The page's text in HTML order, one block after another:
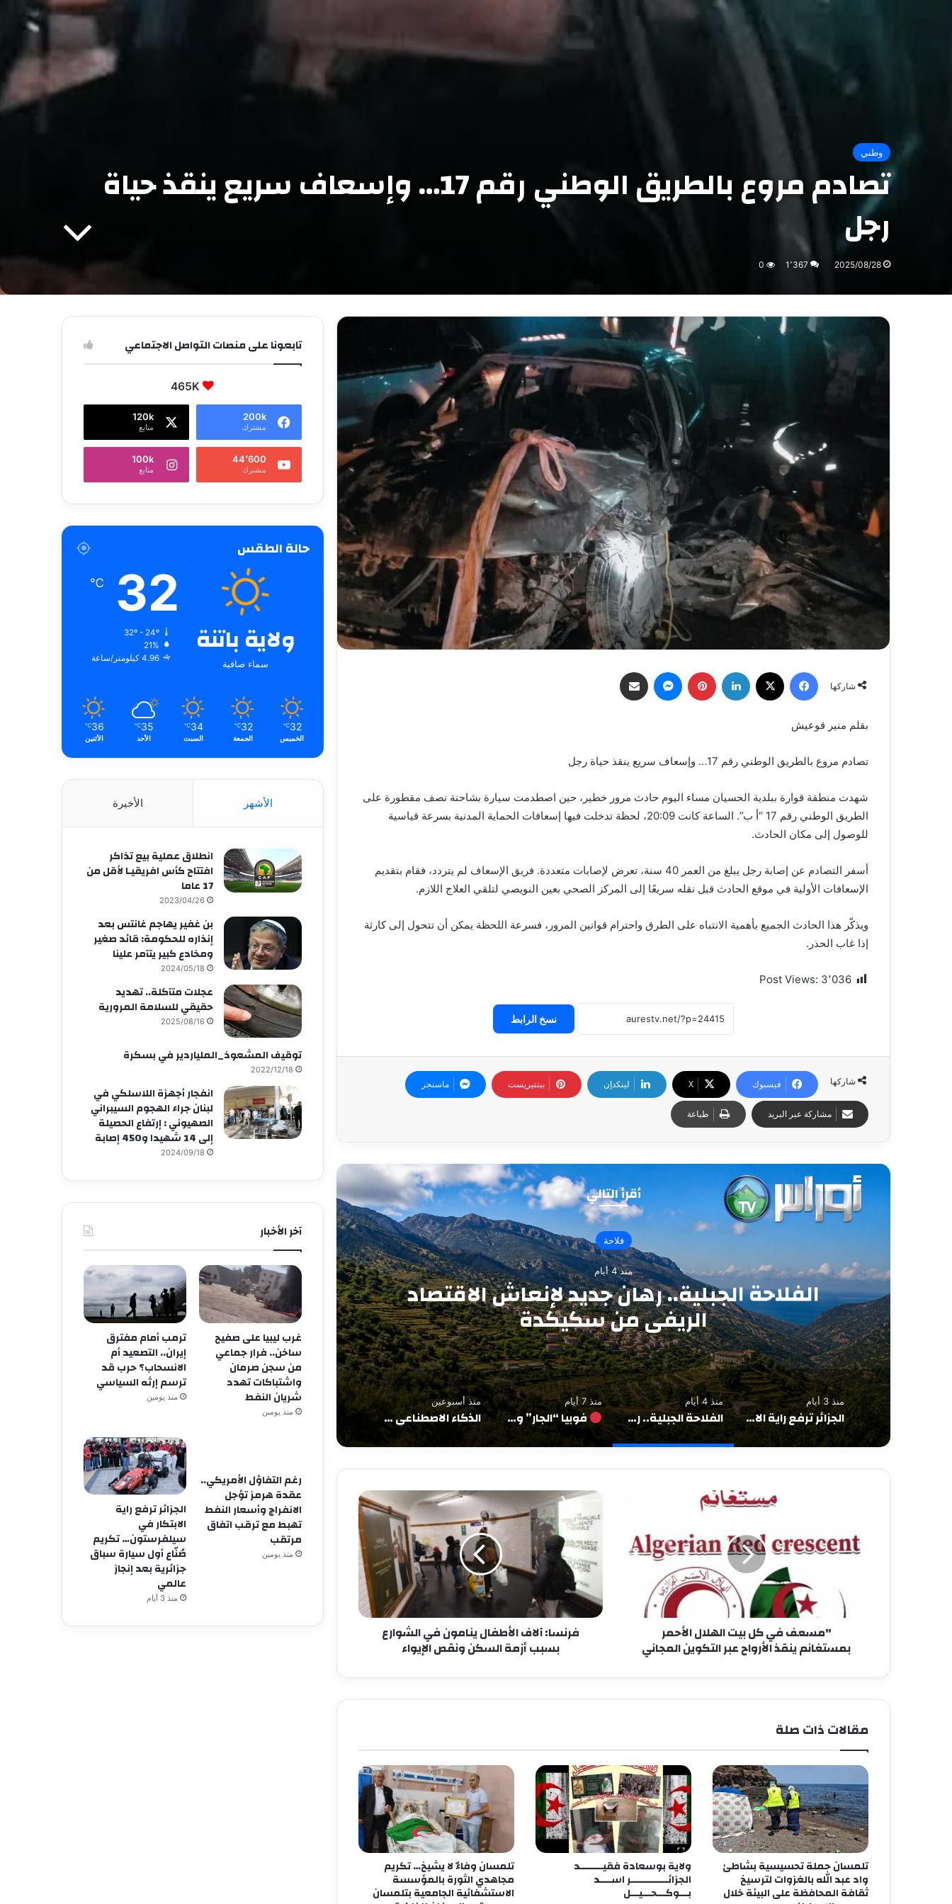
وطني
تصادم مروع بالطريق الوطني رقم 17… وإسعاف سريع ينقذ حياة
رجل
2025/08/28 1٬367 0
شاركها
فيسبوك لينكدإن بينتيريست ماسنجر
بقلم منير قوعيش
تصادم مروع بالطريق الوطني رقم 17… وإسعاف سريع ينقذ حياة رجل
شهدت منطقة قوارة ببلدية الحسيان مساء اليوم حادث مرور خطير، حين اصطدمت سيارة بشاحنة نصف مقطورة على
الطريق الوطني رقم 17 “أ ب”. الساعة كانت 20:09، لحظة تدخلت فيها إسعافات الحماية المدنية بسرعة قياسية
للوصول إلى مكان الحادث.
أسفر التصادم عن إصابة رجل يبلغ من العمر 40 سنة، تعرض لإصابات متعددة. فريق الإسعاف لم يتردد، فقام بتقديم
الإسعافات الأولية في موقع الحادث قبل نقله سريعًا إلى المركز الصحي بعين النويصي لتلقي العلاج اللازم.
ويذكّر هذا الحادث الجميع بأهمية الانتباه على الطرق واحترام قوانين المرور، فسرعة اللحظة يمكن أن تتحول إلى كارثة
إذا غاب الحذر.
Post Views: 3٬036
نسخ الرابط
شاركها فيسبوك X لينكدإن بينتيريست ماسنجر
مشاركة عبر البريد طباعة
أقرأ التالي
وطني
منذ 7 أيام
فوبيا “الجار” وصمت “الأغيار”: عن سيادة تُرفع
في وجه الشقيق وتتوارى أمام الغريب
الذكاء الاصطناعي والجيل
في تطوير الاقتصاد وتحسين
منذ 3 أيام
الجزائر ترفع راية الابتكار في سيلفرستون… تكريم صُنّاع أول سيارة سباق جزائرية بعد إنجاز عالمي
منذ 4 أيام
الفلاحة الجبلية.. رهان جديد لإنعاش الاقتصاد الريفي من سكيكدة
منذ 7 أيام
فوبيا “الجار” وصمت “الأغيار”: عن سيادة تُرفع في وجه الشقيق وتتوارى أمام الغريب
منذ أسبوعين
الذكاء الاصطناعي والجيل الخامس عاملان مهمان في تطوير الاقتصاد وتحسين الخدمات الاجتماعية
"مسعف في كل بيت الهلال الأحمر
بمستغانم ينقذ الأرواح عبر التكوين المجاني
فرنسا: آلاف الأطفال ينامون في الشوارع
بسبب أزمة السكن ونقص الإيواء
مقالات ذات صلة
تلمسان حملة تحسيسية بشاطئ
واد عبد الله بالغزوات لترسيخ
ثقافة المحافظة على البيئة خلال
ولاية بوسعادة فقيــــــــد
الجزائـــــــــــــر اســــد
بـــوكـــحـــيـــل
تلمسان وفاءٌ لا يشيخ… تكريم
مجاهدي الثورة بالمؤسسة
الاستشفائية الجامعية بتلمسان
تابعونا على منصات التواصل الاجتماعي
465K
200k
مشترك
120k
متابع
44٬600
مشترك
100k
متابع
حالة الطقس
ولاية باتنة
سماء صافية
32
℃
32º - 24º
21%
4.96 كيلومتر/ساعة
32
℃
الخميس
32
℃
الجمعة
34
℃
السبت
35
℃
الأحد
36
℃
الأثنين
الأشهر الأخيرة
انطلاق عملية بيع تذاكر
افتتاح كأس افريقيـا لأقل من
17 عاما
2023/04/26
بن غفير يهاجم غانتس بعد
إنذاره للحكومة: قائد صغير
ومخادع كبير يتآمر علينا
2024/05/18
عجلات متآكلة.. تهديد
حقيقي للسلامة المرورية
2025/08/16
توقيف المشعوذ_الملياردير في بسكرة
2022/12/18
انفجار أجهزة اللاسلكي في
لبنان جراء الهجوم السيبراني
الصهيوني : إرتفاع الحصيلة
إلى 14 شهيدا و450 إصابة
2024/09/18
آخر الأخبار
غرب ليبيا على صفيح
ساخن.. فرار جماعي
من سجن صرمان
واشتباكات تهدد
شريان النفط
منذ يومين
ترمب أمام مفترق
إيران.. التصعيد أم
الانسحاب؟ حرب قد
ترسم إرثه السياسي
منذ يومين
رغم التفاؤل الأمريكي..
عقدة هرمز تؤجل
الانفراج وأسعار النفط
تهبط مع ترقب اتفاق
مرتقب
منذ يومين
الجزائر ترفع راية
الابتكار في
سيلفرستون… تكريم
صُنّاع أول سيارة سباق
جزائرية بعد إنجاز
عالمي
منذ 3 أيام